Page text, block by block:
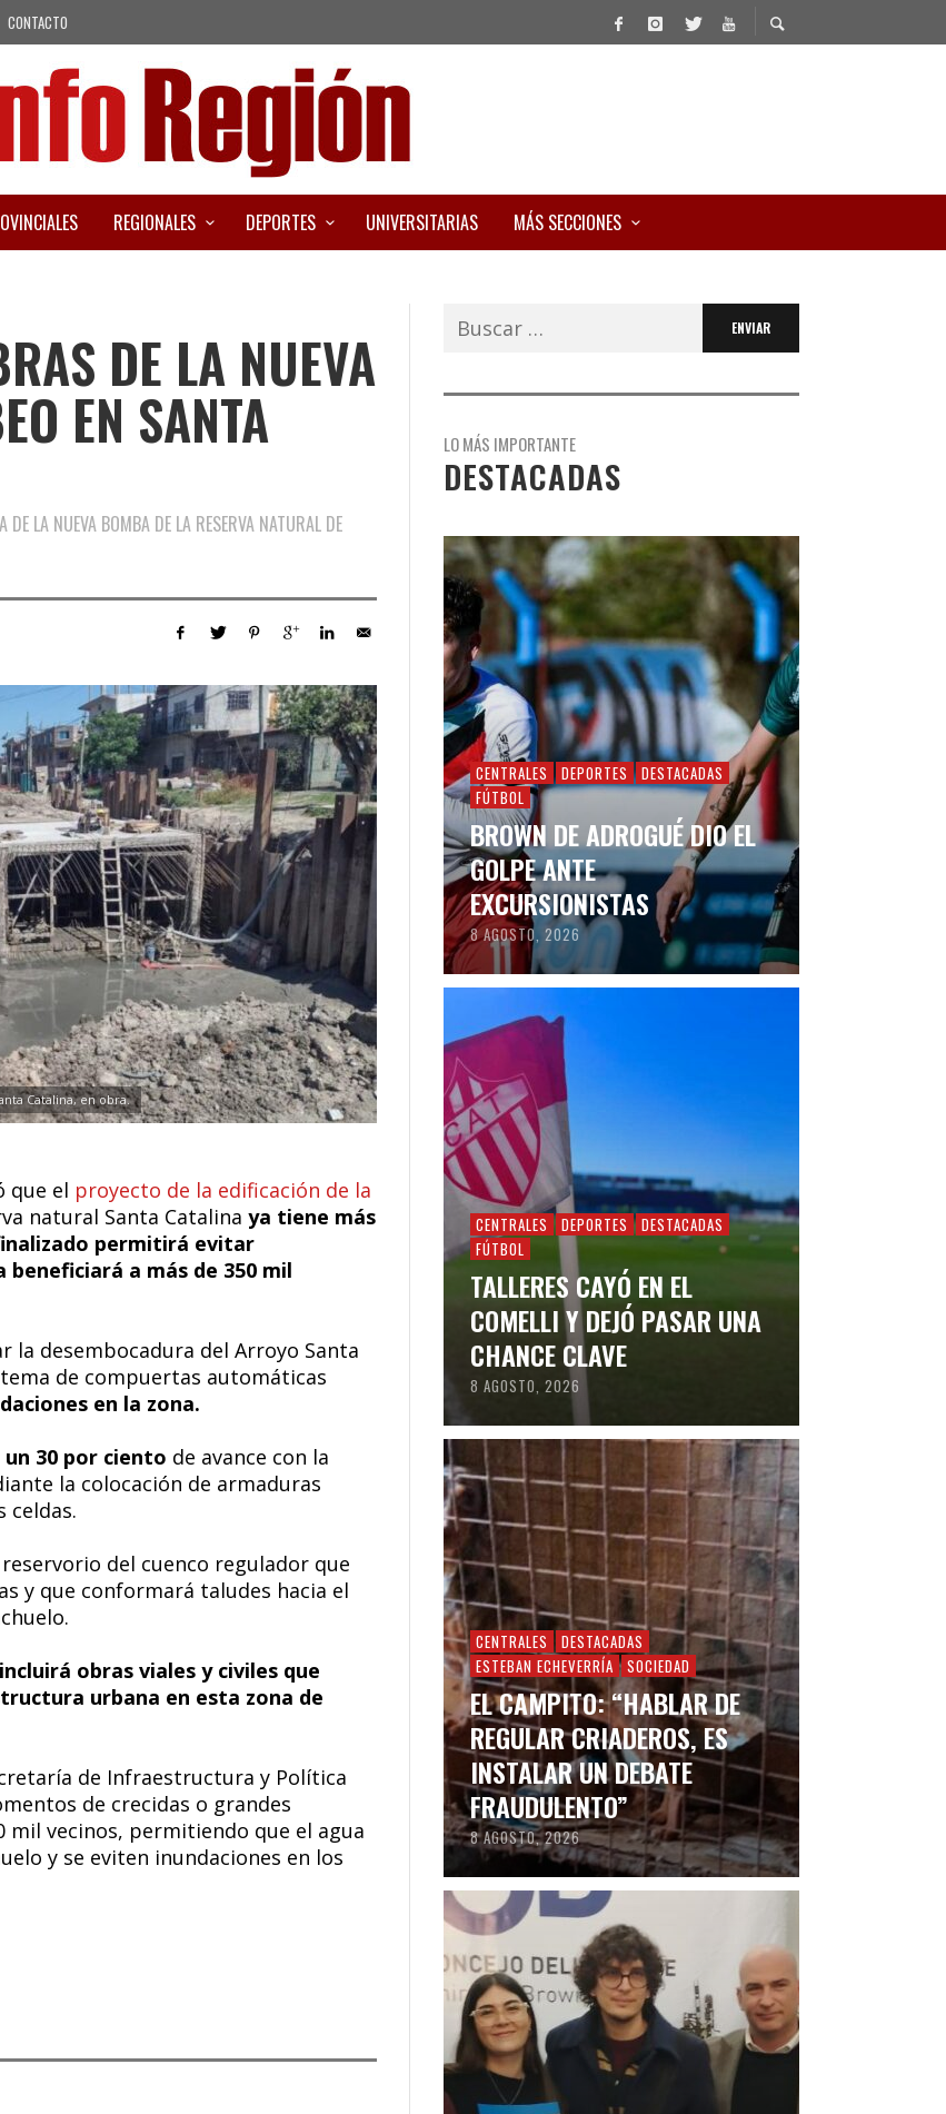
CONTACTO
REGIONALES DEPORTES UNIVERSITARIAS MÁS SECCIONES
DE LA NUEVA
EN SANTA
LA NUEVA BOMBA DE LA RESERVA NATURAL DE
Catalina, en obra.
que el proyecto de la edificación de la
natural Santa Catalina ya tiene más
permitirá evitar
beneficiará a más de 350 mil
la desembocadura del Arroyo Santa
de compuertas automáticas
en la zona.
30 por ciento de avance con la
la colocación de armaduras
celdas.
del cuenco regulador que
y que conformará taludes hacia el
obras viales y civiles que
urbana en esta zona de
de Infraestructura y Política
de crecidas o grandes
mil vecinos, permitiendo que el agua
y se eviten inundaciones en los
Buscar:
LO MÁS IMPORTANTE
DESTACADAS
CENTRALES DEPORTES
DESTACADAS
FÚTBOL
BROWN DE ADROGUÉ DIO EL
GOLPE ANTE
EXCURSIONISTAS
8 AGOSTO, 2026
CENTRALES DEPORTES
DESTACADAS
FÚTBOL
TALLERES CAYÓ EN EL
COMELLI Y DEJÓ PASAR UNA
CHANCE CLAVE
8 AGOSTO, 2026
CENTRALES
DESTACADAS
ESTEBAN ECHEVERRÍA
SOCIEDAD
EL CAMPITO: “HABLAR DE
REGULAR CRIADEROS, ES
INSTALAR UN DEBATE
FRAUDULENTO”
8 AGOSTO, 2026